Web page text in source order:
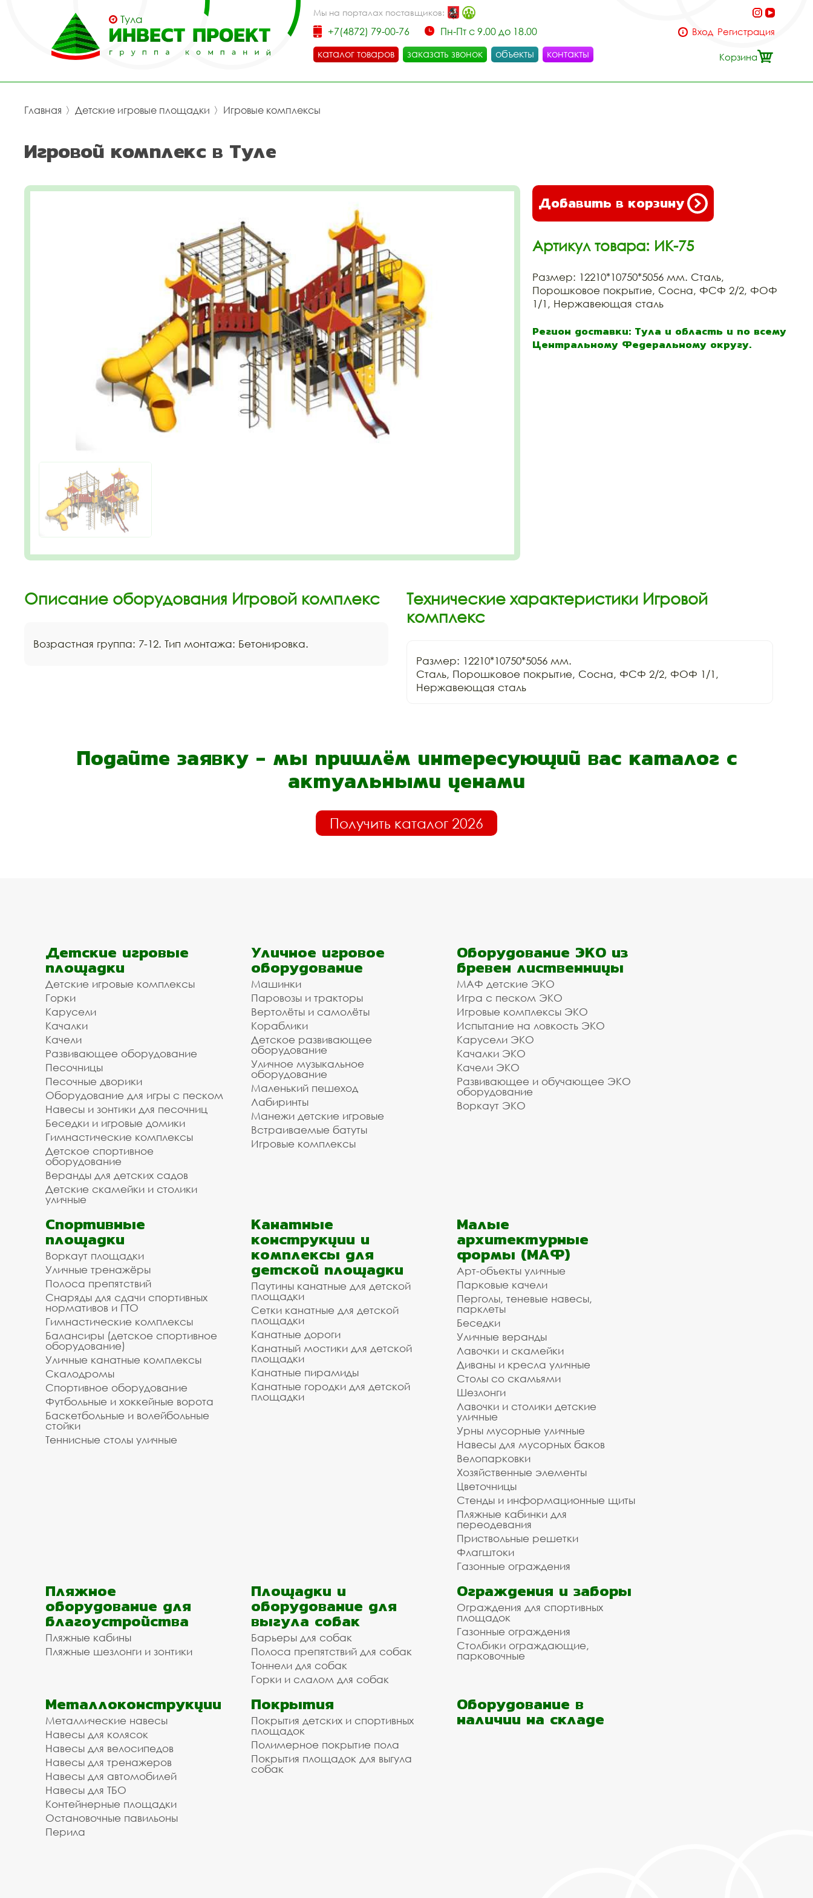
Тула
Мы на порталах поставщиков:
+7(4872) 79-00-76
Пн-Пт с 9.00 до 18.00
каталог товаров
заказать звонок объекты контакты
Вход Регистрация
Корзина
Главная 〉 Детские игровые площадки 〉 Игровые комплексы
Игровой комплекс в Туле
Добавить в корзину
Артикул товара: ИК-75
Размер: 12210*10750*5056 мм. Сталь,
Порошковое покрытие, Сосна, ФСФ 2/2, ФОФ
1/1, Нержавеющая сталь
Регион доставки: Тула и область и по всему
Центральному Федеральному округу.
Описание оборудования Игровой комплекс
Возрастная группа: 7-12. Тип монтажа: Бетонировка.
Технические характеристики Игровой
комплекс
Размер: 12210*10750*5056 мм.
Сталь, Порошковое покрытие, Сосна, ФСФ 2/2, ФОФ 1/1,
Подайте заявку - мы пришлём интересующий вас каталог с
актуальными ценами
Получить каталог 2026
Детские игровые
площадки
Детские игровые комплексы
Горки
Карусели
Качалки
Качели
Развивающее оборудование
Песочницы
Песочные дворики
Оборудование для игры с песком
Навесы и зонтики для песочниц
Беседки и игровые домики
Гимнастические комплексы
Детское спортивное
оборудование
Веранды для детских садов
Детские скамейки и столики
уличные
Уличное игровое
оборудование
Машинки
Паровозы и тракторы
Вертолёты и самолёты
Кораблики
Детское развивающее
оборудование
Уличное музыкальное
оборудование
Маленький пешеход
Лабиринты
Манежи детские игровые
Встраиваемые батуты
Игровые комплексы
Оборудование ЭКО из
бревен лиственницы
МАФ детские ЭКО
Игра с песком ЭКО
Игровые комплексы ЭКО
Испытание на ловкость ЭКО
Карусели ЭКО
Качалки ЭКО
Качели ЭКО
Развивающее и обучающее ЭКО
оборудование
Воркаут ЭКО
Спортивные
площадки
Воркаут площадки
Уличные тренажёры
Полоса препятствий
Снаряды для сдачи спортивных
нормативов и ГТО
Гимнастические комплексы
Балансиры (детское спортивное
оборудование)
Уличные канатные комплексы
Скалодромы
Спортивное оборудование
Футбольные и хоккейные ворота
Баскетбольные и волейбольные
стойки
Теннисные столы уличные
Канатные
конструкции и
комплексы для
детской площадки
Паутины канатные для детской
площадки
Сетки канатные для детской
площадки
Канатные дороги
Канатный мостики для детской
площадки
Канатные пирамиды
Канатные городки для детской
площадки
Малые
архитектурные
формы (МАФ)
Арт-объекты уличные
Парковые качели
Перголы, теневые навесы,
парклеты
Беседки
Уличные веранды
Лавочки и скамейки
Диваны и кресла уличные
Столы со скамьями
Шезлонги
Лавочки и столики детские
уличные
Урны мусорные уличные
Навесы для мусорных баков
Велопарковки
Хозяйственные элементы
Цветочницы
Стенды и информационные щиты
Пляжные кабинки для
переодевания
Приствольные решетки
Флагштоки
Газонные ограждения
Пляжное
оборудование для
благоустройства
Пляжные кабины
Пляжные шезлонги и зонтики
Площадки и
оборудование для
выгула собак
Барьеры для собак
Полоса препятствий для собак
Тоннели для собак
Горки и слалом для собак
Ограждения и заборы
Ограждения для спортивных
площадок
Газонные ограждения
Столбики ограждающие,
парковочные
Металлоконструкции
Металлические навесы
Навесы для колясок
Навесы для велосипедов
Навесы для тренажеров
Навесы для автомобилей
Навесы для ТБО
Контейнерные площадки
Остановочные павильоны
Перила
Покрытия
Покрытия детских и спортивных
площадок
Полимерное покрытие пола
Покрытия площадок для выгула
собак
Оборудование в
наличии на складе